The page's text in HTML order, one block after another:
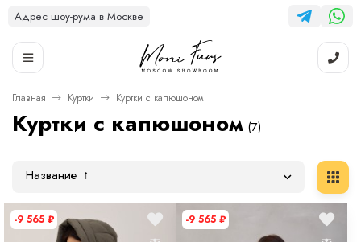
Адрес шоу-рума в Москве
Главная Куртки Куртки с капюшоном
Куртки с капюшоном (7)
Название
-9 565 ₽ -9 565 ₽